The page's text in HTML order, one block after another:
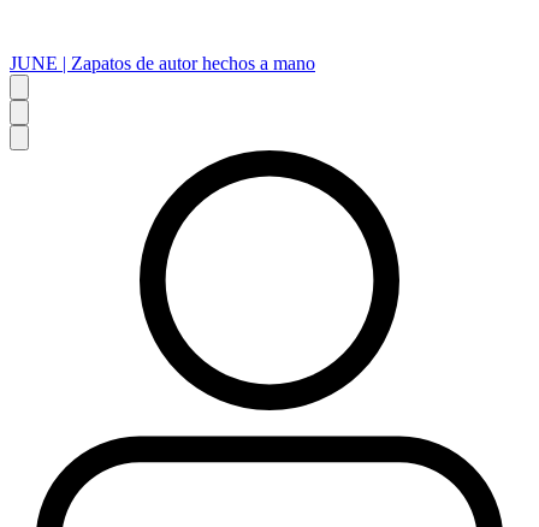
JUNE | Zapatos de autor hechos a mano